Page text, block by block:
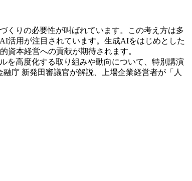
くりの必要性が叫ばれています。この考え方は多
活用が注目されています。生成AIをはじめとした
資本経営への貢献が期待されます。
を高度化する取り組みや動向について、特別講演
庁 新発田審議官が解説、上場企業経営者が「人